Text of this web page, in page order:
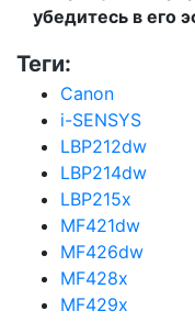
убедитесь в его
Теги:
Canon
i-SENSYS
LBP212dw
LBP214dw
LBP215x
MF421dw
MF426dw
MF428x
MF429x